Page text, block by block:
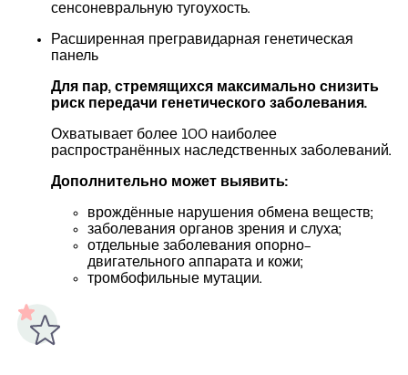
сенсоневральную тугоухость.
Расширенная прегравидарная генетическая
панель
Для пар, стремящихся максимально снизить
риск передачи генетического заболевания.
Охватывает более 100 наиболее
распространённых наследственных заболеваний.
Дополнительно может выявить:
врождённые нарушения обмена веществ;
заболевания органов зрения и слуха;
отдельные заболевания опорно-
двигательного аппарата и кожи;
тромбофильные мутации.